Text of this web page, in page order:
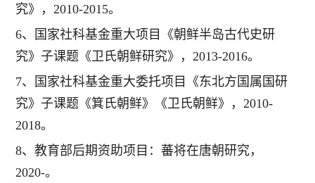
究》，2010-2015。
6、国家社科基金重大项目《朝鲜半岛古代史研
究》子课题《卫氏朝鲜研究》，2013-2016。
7、国家社科基金重大委托项目《东北方国属国研
究》子课题《箕氏朝鲜》《卫氏朝鲜》，2010-
2018。
8、教育部后期资助项目：蕃将在唐朝研究，
2020-。